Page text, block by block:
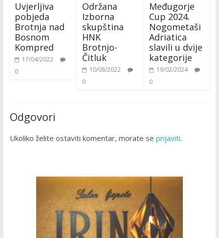
Uvjerljiva
pobjeda
Brotnja nad
Bosnom
Kompred
17/04/2022
0
Održana
Izborna
skupština
HNK
Brotnjo-
Čitluk
10/08/2022
0
Međugorje
Cup 2024.
Nogometaši
Adriatica
slavili u dvije
kategorije
19/02/2024
0
Odgovori
Ukoliko želite ostaviti komentar, morate se prijaviti.